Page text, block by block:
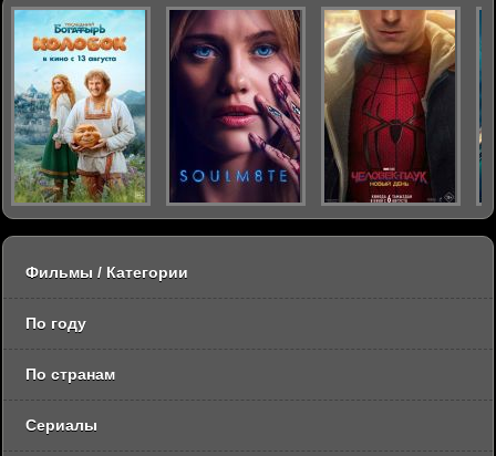
Фильмы / Категории
По году
По странам
Сериалы